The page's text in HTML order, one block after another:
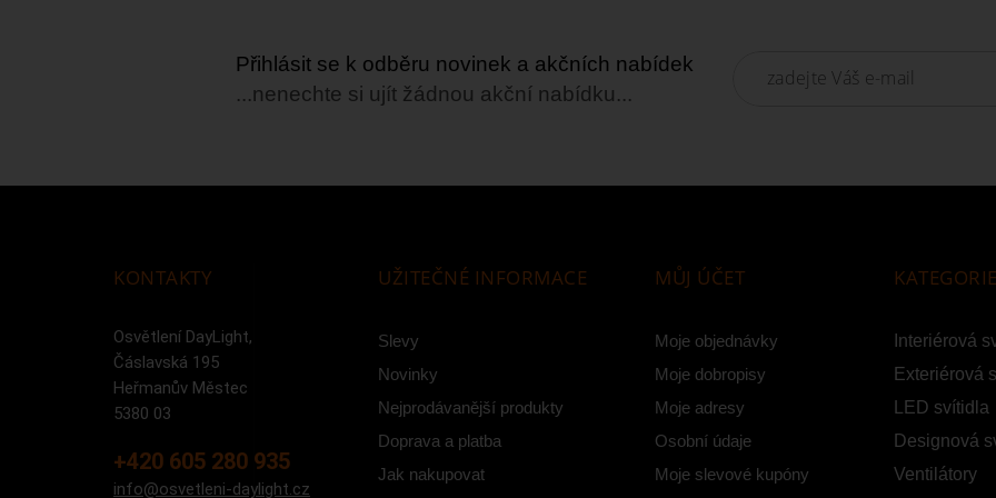
Přihlásit se k odběru novinek a akčních nabídek
...nenechte si ujít žádnou akční nabídku...
KONTAKTY
Osvětlení DayLight,
Čáslavská 195
Heřmanův Městec
5380 03
+420 605 280 935
info@osvetleni-daylight.cz
UŽITEČNÉ INFORMACE
Slevy
Novinky
Nejprodávanější produkty
Doprava a platba
Jak nakupovat
MŮJ ÚČET
Moje objednávky
Moje dobropisy
Moje adresy
Osobní údaje
Moje slevové kupóny
KATEGORIE
Interiérová
Exteriérová
LED svítidla
Designová
Ventilátory